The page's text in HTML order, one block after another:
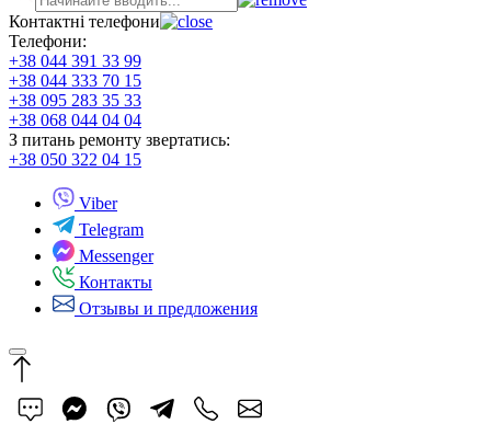
Контактні телефони
Телефони:
+38 044 391 33 99
+38 044 333 70 15
+38 095 283 35 33
+38 068 044 04 04
З питань ремонту звертатись:
+38 050 322 04 15
Viber
Telegram
Messenger
Контакты
Отзывы и предложения